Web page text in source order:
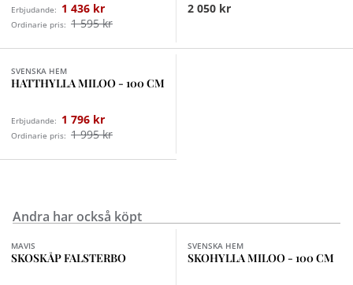
Erbjudande: 1 436 kr
Ordinarie pris: 1 595 kr
2 050 kr
SVENSKA HEM
HATTHYLLA MILOO - 100 CM
Erbjudande: 1 796 kr
Ordinarie pris: 1 995 kr
Andra har också köpt
MAVIS
SKOSKÅP FALSTERBO
SVENSKA HEM
SKOHYLLA MILOO - 100 CM